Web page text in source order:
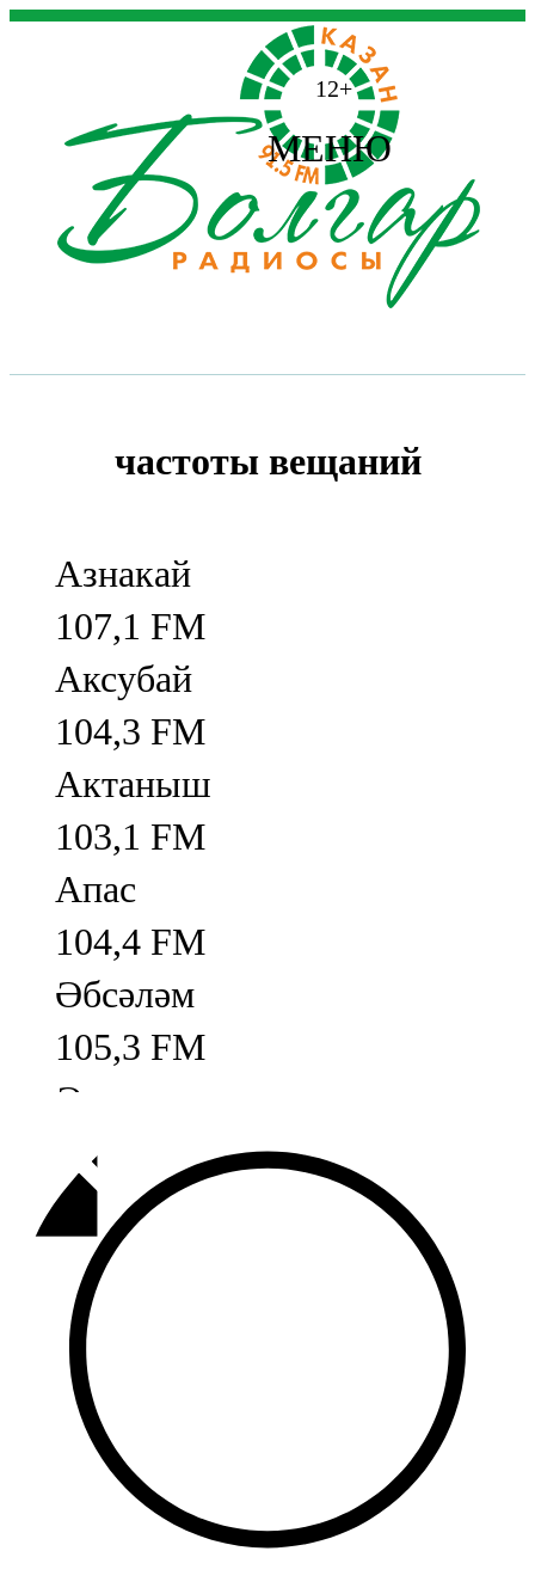
12+
МЕНЮ
частоты вещаний
Азнакай
107,1 FM
Аксубай
104,3 FM
Актаныш
103,1 FM
Апас
104,4 FM
Әбсәләм
105,3 FM
Әлмәт
92,9 FM
Базарлы матак
107,1 FM
Балык бистәсе
104,9 FM
Баулы
107,5 FM
Биләр